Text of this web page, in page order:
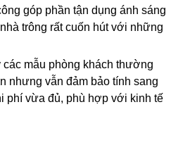
góp phần tận dụng ánh sáng
trông rất cuốn hút với những
mẫu phòng khách thường
nhưng vẫn đảm bảo tính sang
phí vừa đủ, phù hợp với kinh tế